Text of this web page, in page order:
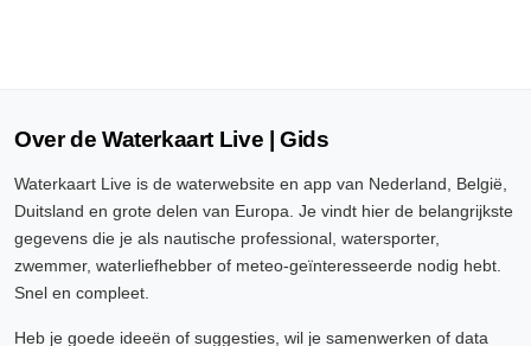
Over de Waterkaart Live | Gids
Waterkaart Live is de waterwebsite en app van Nederland, België,
Duitsland en grote delen van Europa. Je vindt hier de belangrijkste
gegevens die je als nautische professional, watersporter,
zwemmer, waterliefhebber of meteo-geïnteresseerde nodig hebt.
Snel en compleet.
Heb je goede ideeën of suggesties, wil je samenwerken of data